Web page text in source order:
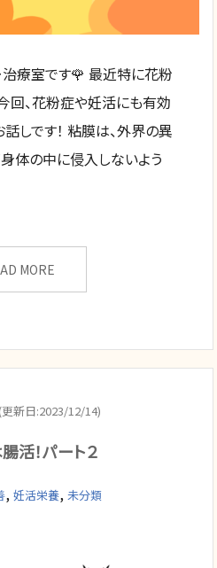
療室です🌹 最近特に花粉
回、花粉症や妊活にも有効
しです！ 粘膜は、外界の異
体の中に侵入しないよう
MORE
新日:2023/12/14)
活！パート２
, 妊活栄養, 未分類